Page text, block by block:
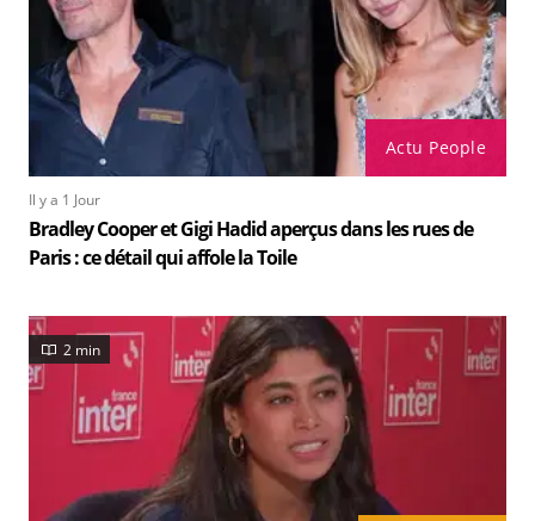
Actu People
Il y a 1 Jour
Bradley Cooper et Gigi Hadid aperçus dans les rues de
Paris : ce détail qui affole la Toile
2 min